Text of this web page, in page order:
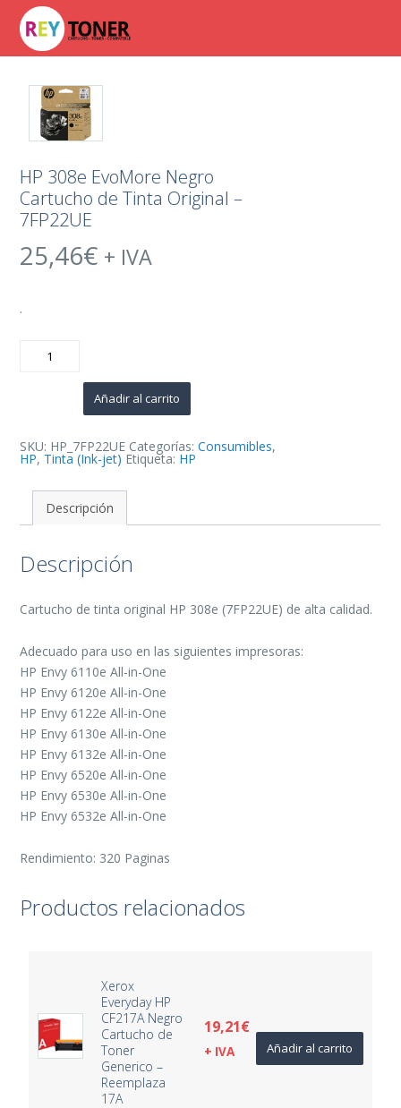
HP 308e EvoMore Negro
Cartucho de Tinta Original –
7FP22UE
25,46€ + IVA
.
308e
-
7FP22UE
cantidad
Añadir al carrito
SKU: HP_7FP22UE Categorías:Consumibles,
HP, Tinta (Ink-jet) Etiqueta: HP
Descripción
Descripción
Cartucho de tinta original HP 308e (7FP22UE) de alta calidad.
Adecuado para uso en las siguientes impresoras:
HP Envy 6110e All-in-One
HP Envy 6120e All-in-One
HP Envy 6122e All-in-One
HP Envy 6130e All-in-One
HP Envy 6132e All-in-One
HP Envy 6520e All-in-One
HP Envy 6530e All-in-One
HP Envy 6532e All-in-One
Rendimiento: 320 Paginas
Productos relacionados
Xerox
Everyday HP
CF217A Negro
Cartucho de
Toner
Generico –
Reemplaza
17A
19,21€
+ IVA Añadir al carrito